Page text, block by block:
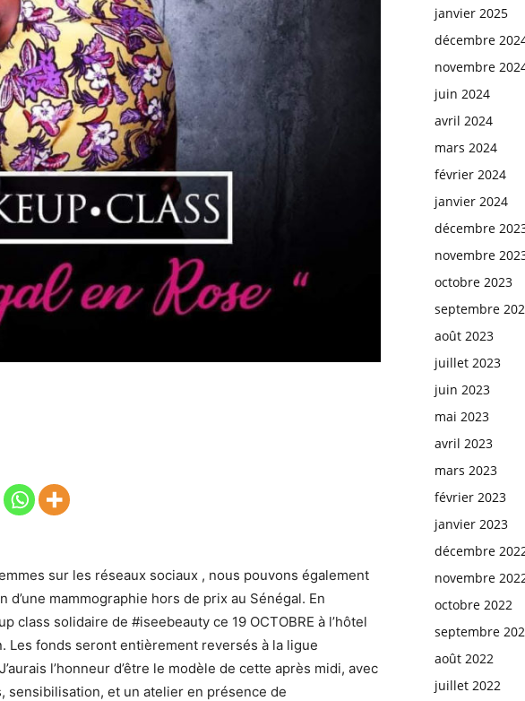
sur les réseaux sociaux , nous pouvons également
mammographie hors de prix au Sénégal. En
class solidaire de #iseebeauty ce 19 OCTOBRE à l’hôtel
Les fonds seront entièrement reversés à la ligue
l’honneur d’être le modèle de cette après midi, avec
sensibilisation, et un atelier en présence de
janvier 2025
décembre
novembre
juin 2024
avril 2024
mars 2024
février 2024
janvier 2024
décembre
novembre
octobre 2023
septembre
août 2023
juillet 2023
juin 2023
mai 2023
avril 2023
mars 2023
février 2023
janvier 2023
décembre
novembre
octobre 2022
septembre
août 2022
juillet 2022